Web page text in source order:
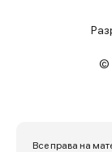
©
Все права на